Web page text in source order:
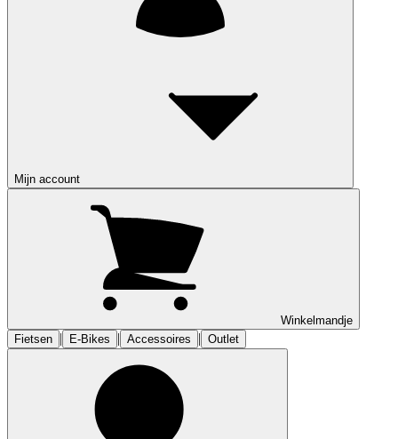
Mijn account
Winkelmandje
Fietsen | E-Bikes | Accessoires | Outlet